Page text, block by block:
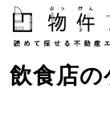
飲食店の